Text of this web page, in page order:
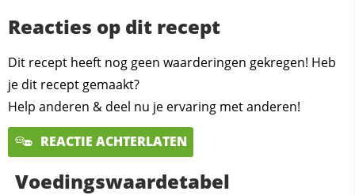
Reacties op dit recept
Dit recept heeft nog geen waarderingen gekregen! Heb
je dit recept gemaakt?
Help anderen & deel nu je ervaring met anderen!
REACTIE ACHTERLATEN
Voedingswaardetabel